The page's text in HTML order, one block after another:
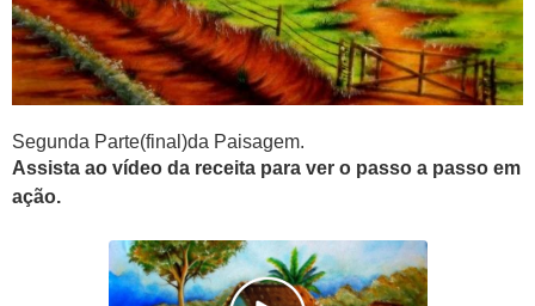
Segunda Parte(final)da Paisagem.
Assista ao vídeo da receita para ver o passo a passo em
ação.